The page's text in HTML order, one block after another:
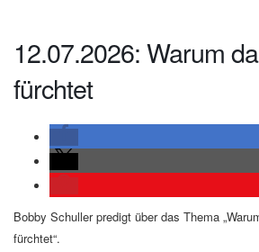
12.07.2026: Warum
fürchtet
Bobby Schuller predigt über das Thema
fürchtet“.